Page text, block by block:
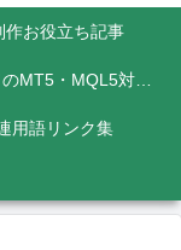
作お役立ち記事
おススメのMT5・MQL5対応FX業者
用語リンク集